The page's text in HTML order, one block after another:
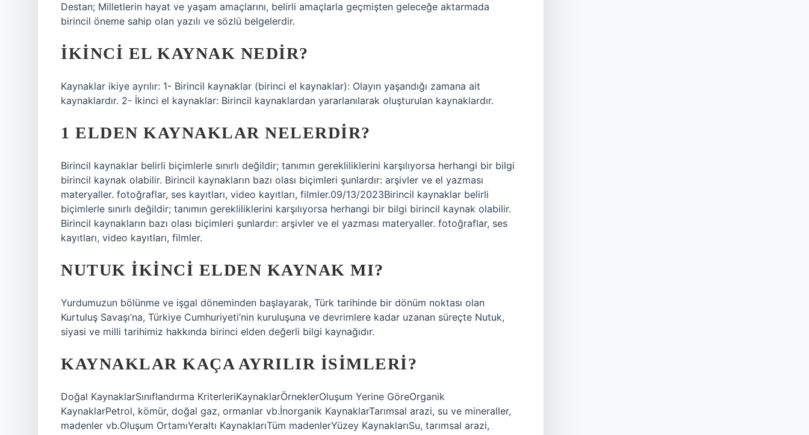
Destan; Milletlerin hayat ve yaşam amaçlarını, belirli amaçlarla geçmişten geleceğe aktarmada
birincil öneme sahip olan yazılı ve sözlü belgelerdir.
İKINCI EL KAYNAK NEDIR?
Kaynaklar ikiye ayrılır: 1- Birincil kaynaklar (birinci el kaynaklar): Olayın yaşandığı zamana ait
kaynaklardır. 2- İkinci el kaynaklar: Birincil kaynaklardan yararlanılarak oluşturulan kaynaklardır.
1 ELDEN KAYNAKLAR NELERDIR?
Birincil kaynaklar belirli biçimlerle sınırlı değildir; tanımın gerekliliklerini karşılıyorsa herhangi bir bilgi
birincil kaynak olabilir. Birincil kaynakların bazı olası biçimleri şunlardır: arşivler ve el yazması
materyaller. fotoğraflar, ses kayıtları, video kayıtları, filmler.09/13/2023Birincil kaynaklar belirli
biçimlerle sınırlı değildir; tanımın gerekliliklerini karşılıyorsa herhangi bir bilgi birincil kaynak olabilir.
Birincil kaynakların bazı olası biçimleri şunlardır: arşivler ve el yazması materyaller. fotoğraflar, ses
kayıtları, video kayıtları, filmler.
NUTUK IKINCI ELDEN KAYNAK MI?
Yurdumuzun bölünme ve işgal döneminden başlayarak, Türk tarihinde bir dönüm noktası olan
Kurtuluş Savaşı’na, Türkiye Cumhuriyeti’nin kuruluşuna ve devrimlere kadar uzanan süreçte Nutuk,
siyasi ve milli tarihimiz hakkında birinci elden değerli bilgi kaynağıdır.
KAYNAKLAR KAÇA AYRILIR ISIMLERI?
Doğal KaynaklarSınıflandırma KriterleriKaynaklarÖrneklerOluşum Yerine GöreOrganik
KaynaklarPetrol, kömür, doğal gaz, ormanlar vb.İnorganik KaynaklarTarımsal arazi, su ve mineraller,
madenler vb.Oluşum OrtamıYeraltı KaynaklarıTüm madenlerYüzey KaynaklarıSu, tarımsal arazi,